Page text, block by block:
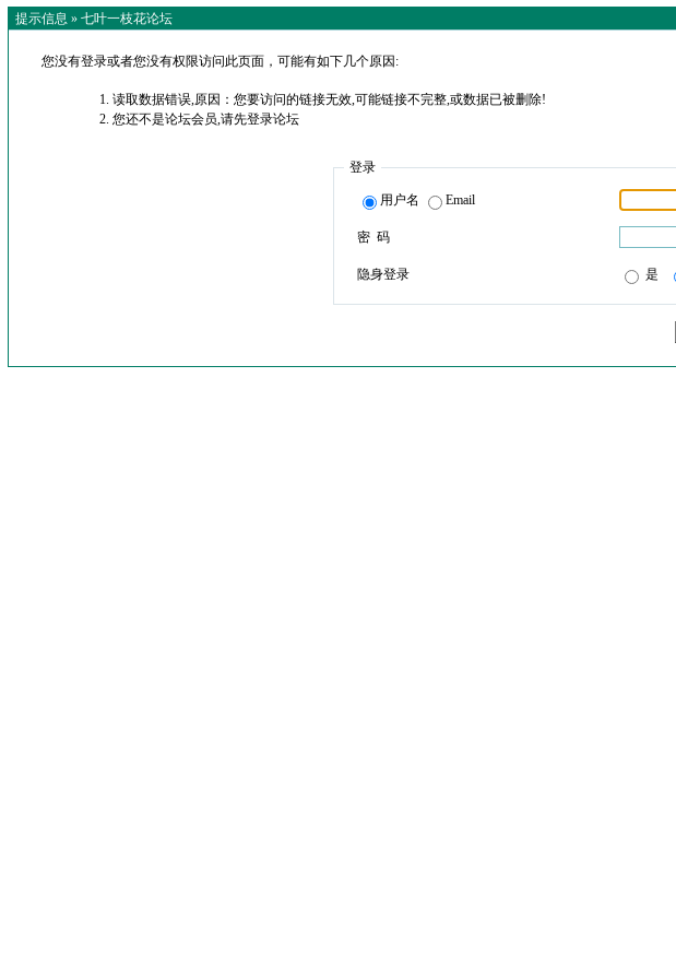
提示信息 » 七叶一枝花论坛
您没有登录或者您没有权限访问此页面，可能有如下几个原因:
读取数据错误,原因：您要访问的链接无效,可能链接不完整,或数据已被删除!
您还不是论坛会员,请先登录论坛
登录
用户名 Email
密 码
隐身登录 是